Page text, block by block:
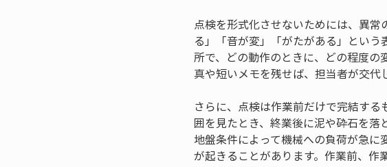
点検を形式化させないためには、異
る」「音が変」「がたがある」とい
所で、どの動作のときに、どの程度
真や短いメモを残せば、担当者が交代
さらに、点検は作業前だけで完結す
囲を見たとき、終業後に泥や砕石を
地盤条件によって機械への負荷が急
が起きることがあります。作業前、